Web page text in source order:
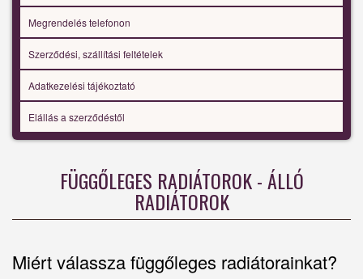
Megrendelés telefonon
Szerződési, szállítási feltételek
Adatkezelési tájékoztató
Elállás a szerződéstől
FÜGGŐLEGES RADIÁTOROK - ÁLLÓ
RADIÁTOROK
Miért válassza függőleges radiátorainkat?